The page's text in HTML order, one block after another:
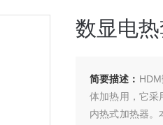
数显电
简要描述：
体加热用，它采
内热式加热器。